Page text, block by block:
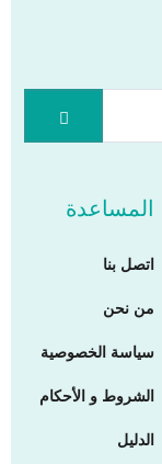
المساعدة
اتصل بنا
من نحن
سياسة الخصوصية
الشروط و الأحكام
الدليل